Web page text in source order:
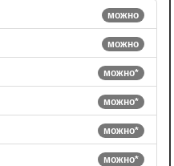
можно
можно
можно*
можно*
можно*
можно*